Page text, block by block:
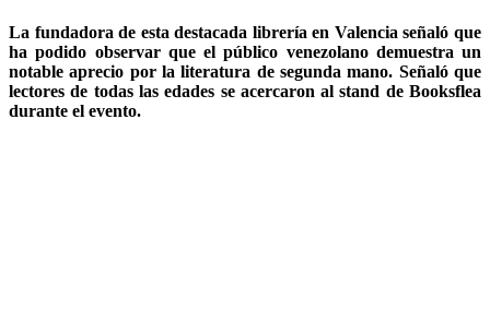
La fundadora de esta destacada librería en Valencia señaló que
ha podido observar que el público venezolano demuestra un
notable aprecio por la literatura de segunda mano. Señaló que
lectores de todas las edades se acercaron al stand de Booksflea
durante el evento.